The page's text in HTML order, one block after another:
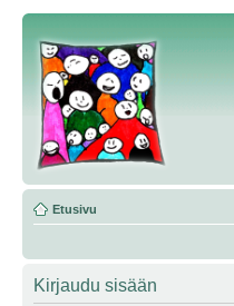
Etusivu
Kirjaudu sisään